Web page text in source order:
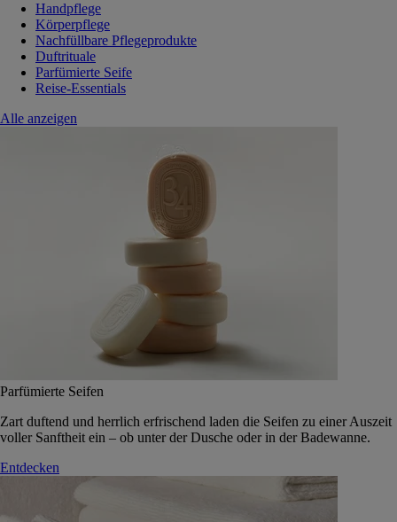
Handpflege
Körperpflege
Nachfüllbare Pflegeprodukte
Duftrituale
Parfümierte Seife
Reise-Essentials
Alle anzeigen
Parfümierte Seifen
Zart duftend und herrlich erfrischend laden die Seifen zu einer Auszeit
voller Sanftheit ein – ob unter der Dusche oder in der Badewanne.
Entdecken